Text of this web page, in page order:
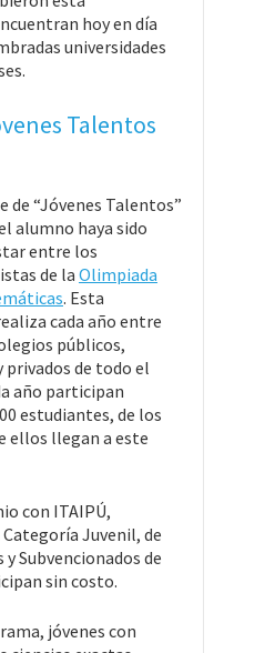
hoy en día
universidades
Talentos
de “Jóvenes Talentos”
alumno haya sido
entre los
de la Olimpiada
. Esta
cada año entre
públicos,
privados de todo el
año participan
estudiantes, de los
ellos llegan a este
con ITAIPÚ,
Juvenil, de
Subvencionados de
sin costo.
jóvenes con